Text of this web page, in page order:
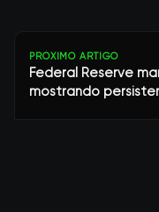
PRÓXIMO ARTIGO
Federal Reserve
mostrando